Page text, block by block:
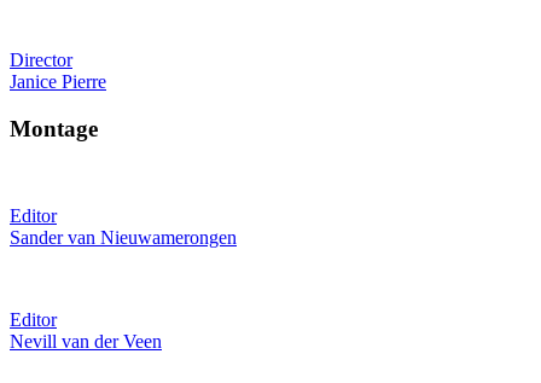
Director
Janice Pierre
Montage
Editor
Sander van Nieuwamerongen
Editor
Nevill van der Veen